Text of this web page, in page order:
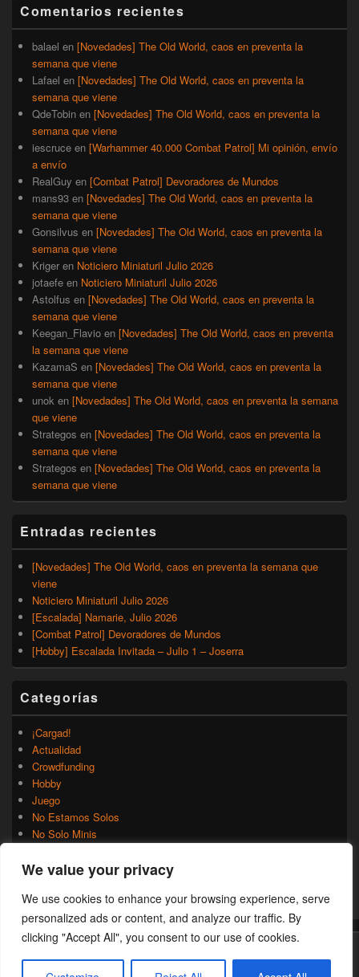
We value your privacy
We use cookies to enhance your browsing experience, serve
personalized ads or content, and analyze our traffic. By
clicking "Accept All", you consent to our use of cookies.
lateral
primaria
Comentarios recientes
balael en [Novedades] The Old World, caos en preventa la
semana que viene
Lafael en [Novedades] The Old World, caos en preventa la
semana que viene
QdeTobin en [Novedades] The Old World, caos en preventa la
semana que viene
iescruce en [Warhammer 40.000 Combat Patrol] Mi opinión, envío
a envío
RealGuy en [Combat Patrol] Devoradores de Mundos
mans93 en [Novedades] The Old World, caos en preventa la
semana que viene
Gonsilvus en [Novedades] The Old World, caos en preventa la
semana que viene
Kriger en Noticiero Miniaturil Julio 2026
jotaefe en Noticiero Miniaturil Julio 2026
Astolfus en [Novedades] The Old World, caos en preventa la
semana que viene
Keegan_Flavio en [Novedades] The Old World, caos en preventa
la semana que viene
KazamaS en [Novedades] The Old World, caos en preventa la
semana que viene
unok en [Novedades] The Old World, caos en preventa la semana
que viene
Strategos en [Novedades] The Old World, caos en preventa la
semana que viene
Strategos en [Novedades] The Old World, caos en preventa la
semana que viene
Entradas recientes
[Novedades] The Old World, caos en preventa la semana que
viene
Noticiero Miniaturil Julio 2026
[Escalada] Namarie, Julio 2026
[Combat Patrol] Devoradores de Mundos
[Hobby] Escalada Invitada – Julio 1 – Joserra
Categorías
¡Cargad!
Actualidad
Crowdfunding
Hobby
Juego
No Estamos Solos
No Solo Minis
Rumores
Uncategorized
¡Cargad! . Todos los Derechos Reservados.